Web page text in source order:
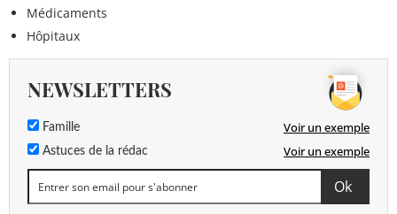
Médicaments
Hôpitaux
NEWSLETTERS
Famille Voir un exemple
Astuces de la rédac Voir un exemple